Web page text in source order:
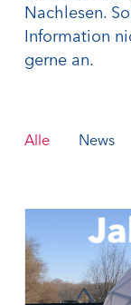
Nachlesen.
Information
gerne an.
Alle News